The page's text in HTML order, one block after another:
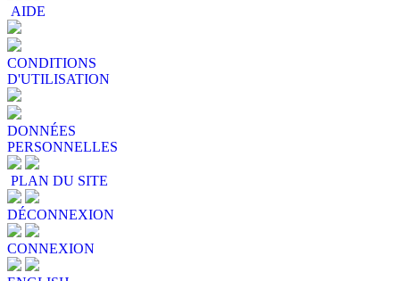
AIDE
CONDITIONS
D'UTILISATION
DONNÉES
PERSONNELLES
PLAN DU SITE
DÉCONNEXION
CONNEXION